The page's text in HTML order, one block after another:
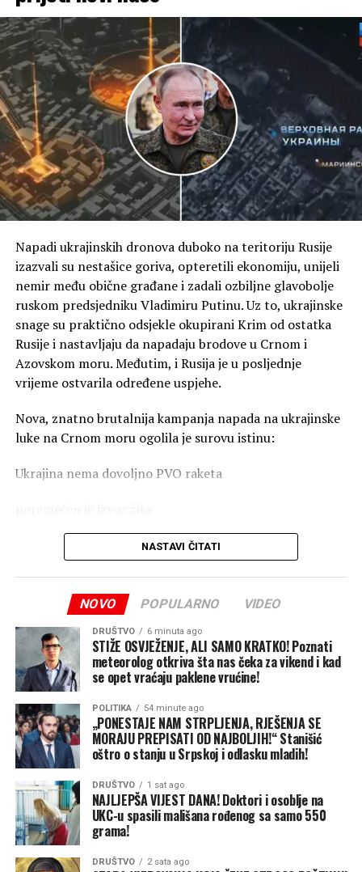
predvide kako će se ona odvijati. Mogu da vam kažem da
će to ići na način dobar po SAD”, rekao je on.
(Tanjug)
Napadi ukrajinskih dronova duboko na teritoriju Rusije
izazvali su nestašice goriva, opteretili ekonomiju, unijeli
nemir među obične građane i zadali ozbiljne glavobolje
ruskom predsjedniku Vladimiru Putinu. Uz to, ukrajinske
snage su praktično odsjekle okupirani Krim od ostatka
Rusije i nastavljaju da napadaju brodove u Crnom i
Azovskom moru. Međutim, i Rusija je u posljednje
vrijeme ostvarila određene uspjehe.
Nova, znatno brutalnija kampanja napada na ukrajinske
luke na Crnom moru ogolila je surovu istinu:
Ukrajina nema dovoljno PVO raketa
skresani su prihodi države
zaustavljene isporuke oružja ukrajinskoj vojsci
Poljoprivreda čini čak 60 odsto ukupnog robnog izvoza
Ukrajine, pa ovi ruski napadi stižu u najgorem mogućem
trenutku – baš kada se poljoprivrednici spremaju za
žetvu. Ako ova blokada potraje, Rusija bi mogla da
presiječe ključni izvor deviznih prihoda Ukrajine i ojača
svoju pregovaračku poziciju u svijetu tako što će nanijeti
udarac velikim uvoznicima žita u Africi i Aziji, piše Tajm.
Kijev, s druge strane, pokušava da umanji razmjere štete.
Nakon dvonedjeljnih žestokih udara ruskih dronova i
raketa na Odesu i druge primorske gradove, ukrajinski
ministar poljoprivrede Taras Visocki tvrdio je u julu da
su luke i dalje otvorene i operativne. Međutim, oko 90
odsto brodovlasnika obustavilo je dolaske jer su – baš
kao i u Ormuskom moreuzu blizu Irana – troškovi
NASTAVI ČITATI
NOVO POPULARNO VIDEO
DRUŠTVO 6 minuta ago
STIŽE OSVJEŽENJE, ALI SAMO KRATKO! Poznati
meteorolog otkriva šta nas čeka za vikend i kad
se opet vraćaju paklene vrućine!
POLITIKA 54 minute ago
„PONESTAJE NAM STRPLJENJA, RJEŠENJA SE
MORAJU PREPISATI OD NAJBOLJIH!“ Stanišić
oštro o stanju u Srpskoj i odlasku mladih!
DRUŠTVO 1 sat ago
NAJLJEPŠA VIJEST DANA! Doktori i osoblje na
UKC-u spasili mališana rođenog sa samo 550
grama!
DRUŠTVO 2 sata ago